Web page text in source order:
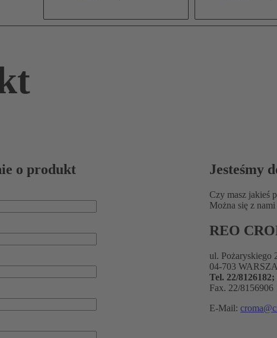
o produkt Jesteśmy
Czy masz jakieś
Można się z
REO
ul. Pożaryskiego
04-703
Tel. 22/8126182;
Fax. 22/8156906
E-Mail: